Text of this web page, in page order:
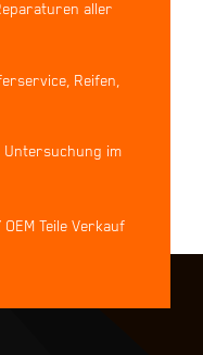
aller
Reifen,
im
Teile Verkauf